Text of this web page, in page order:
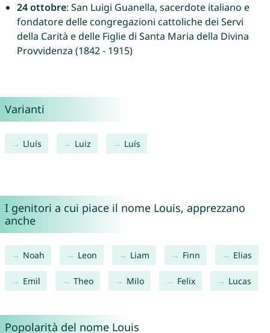
24 ottobre: San Luigi Guanella, sacerdote italiano e
fondatore delle congregazioni cattoliche dei Servi
della Carità e delle Figlie di Santa Maria della Divina
Provvidenza (1842 - 1915)
Varianti
Lluís Luiz Luís
I genitori a cui piace il nome Louis, apprezzano
anche
Noah Leon Liam Finn Elias
Emil Theo Milo Felix Lucas
Popolarità del nome Louis